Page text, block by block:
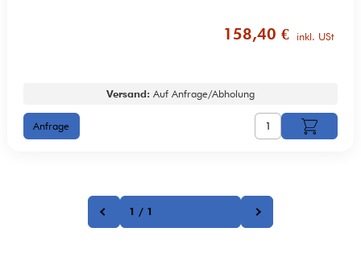
158,40 € inkl. USt
Versand: Auf Anfrage/Abholung